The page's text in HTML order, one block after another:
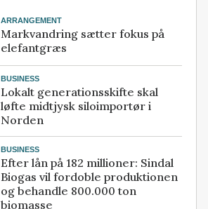
ARRANGEMENT
Markvandring sætter fokus på
elefantgræs
BUSINESS
Lokalt generationsskifte skal
løfte midtjysk siloimportør i
Norden
BUSINESS
Efter lån på 182 millioner: Sindal
Biogas vil fordoble produktionen
og behandle 800.000 ton
biomasse